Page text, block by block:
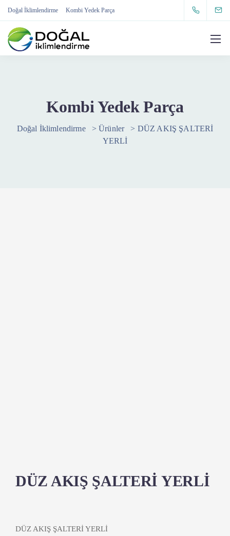
Doğal İklimlendirme Kombi Yedek Parça
Kombi Yedek Parça
Doğal İklimlendirme >Ürünler > DÜZ AKIŞ ŞALTERİ
YERLİ
DÜZ AKIŞ ŞALTERİ YERLİ
DÜZ AKIŞ ŞALTERİ YERLİ